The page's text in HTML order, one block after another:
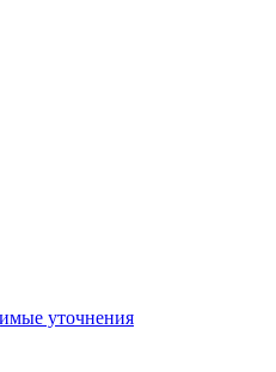
уточнения